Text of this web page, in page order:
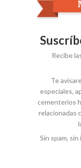
Recibe
Te
especiales,
cementerios
relacionadas
Sin spam,